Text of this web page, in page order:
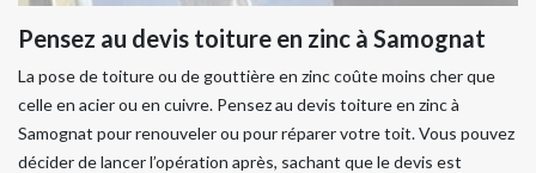
Pensez au devis toiture en zinc à Samognat
La pose de toiture ou de gouttière en zinc coûte moins cher que
celle en acier ou en cuivre. Pensez au devis toiture en zinc à
Samognat pour renouveler ou pour réparer votre toit. Vous pouvez
décider de lancer l’opération après, sachant que le devis est